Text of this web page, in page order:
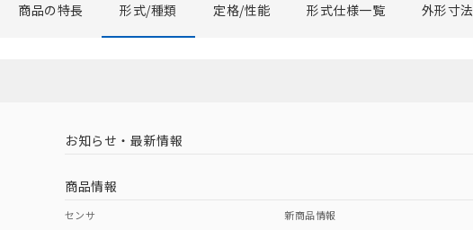
商品の特長 形式/種類 定格/性能 形式仕様一覧 外形寸法
お知らせ・最新情報
商品情報
センサ
新商品情報